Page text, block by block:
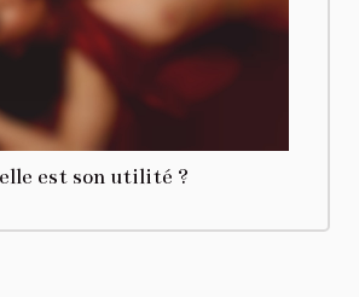
est son utilité ?